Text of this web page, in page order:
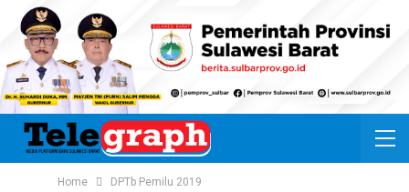
Home DPTb Pemilu 2019